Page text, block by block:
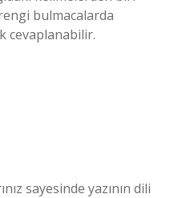
bulmacalarda
cevaplanabilir.
sayesinde yazının dili